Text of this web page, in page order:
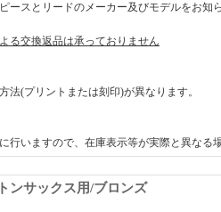
ースとリードのメーカー及びモデルをお知
る交換返品は承っておりません
法(プリントまたは刻印)が異なります。
行いますので、在庫表示等が実際と異なる
ンサックス用/ブロンズ